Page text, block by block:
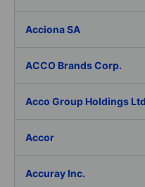
Acciona SA
ACCO Brands Corp.
Acco Group Holdings
Accor
Accuray Inc.